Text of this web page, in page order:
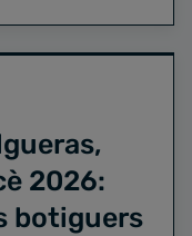
2026:
botiguers